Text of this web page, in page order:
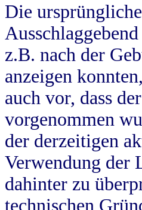
Die
z.B. nach der
anzeigen
auch vor, dass
vorgenommen
der derzeitigen
Verwendung der
dahinter zu
technischen